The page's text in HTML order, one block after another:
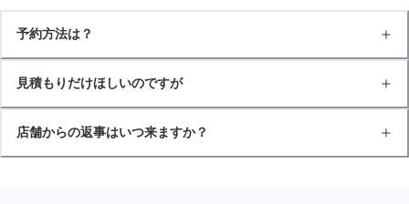
予約方法は？
見積もりだけほしいのですが
店舗からの返事はいつ来ますか？